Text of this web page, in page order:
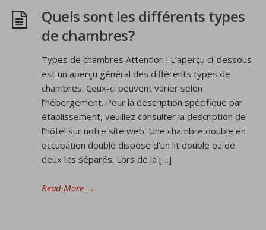
Quels sont les différents types
de chambres?
Types de chambres Attention ! L’aperçu ci-dessous
est un aperçu général des différents types de
chambres. Ceux-ci peuvent varier selon
l’hébergement. Pour la description spécifique par
établissement, veuillez consulter la description de
l’hôtel sur notre site web. Une chambre double en
occupation double dispose d’un lit double ou de
deux lits séparés. Lors de la […]
Read More →